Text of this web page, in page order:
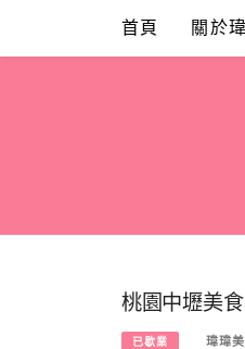
content
首頁 關於
桃園中壢美
已歇業 瑋瑋